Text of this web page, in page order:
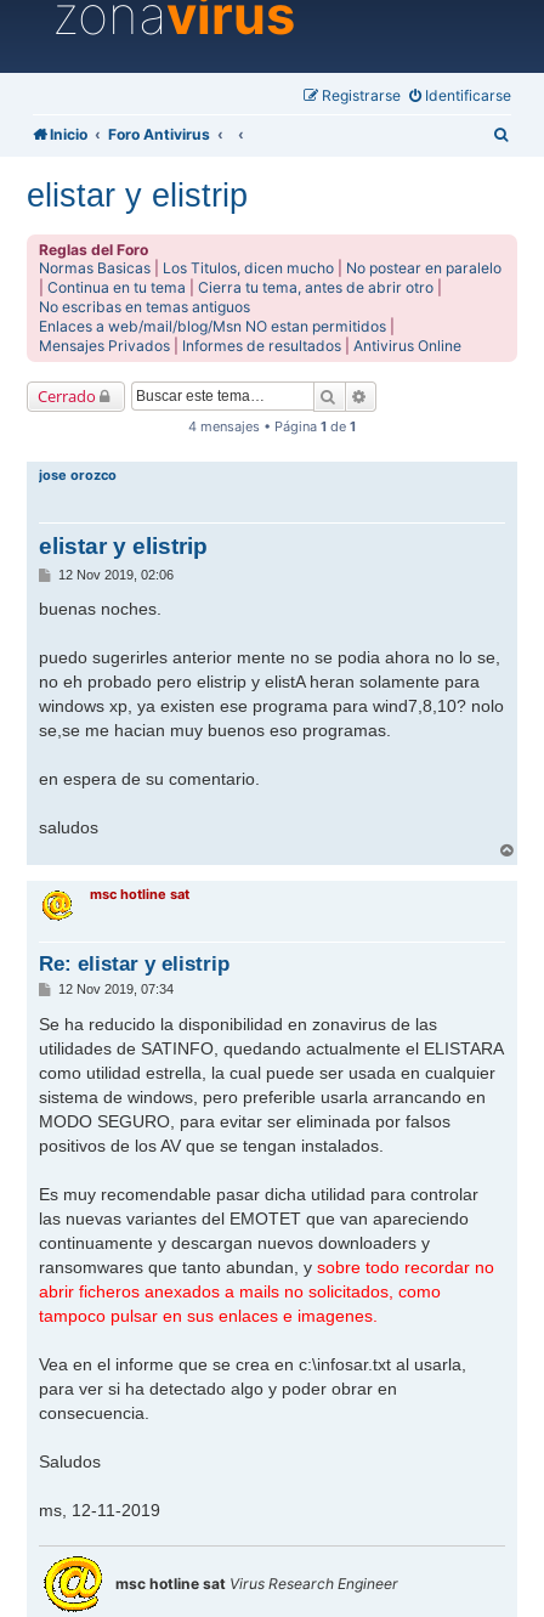
zonavirus
Identificarse
Registrarse
Inicio Foro Antivirus
elistar y elistrip
Reglas del Foro
Normas Basicas
Los Titulos, dicen mucho
No postear en paralelo
|Continua en tu tema |Cierra tu tema, antes de abrir otro
No escribas en temas antiguos
Enlaces a web/mail/blog/Msn NO estan permitidos
Mensajes Privados
Informes de resultados |Antivirus Online
Cerrado Buscar
4 mensajes • Página 1 de 1
jose orozco
elistar y elistrip
M
n
j
e
12 Nov 2019, 02:06
buenas noches.
puedo sugerirles anterior mente no se podia ahora no lo se,
no eh probado pero elistrip y elistA heran solamente para
windows xp, ya existen ese programa para wind7,8,10? nolo
se,se me hacian muy buenos eso programas.
en espera de su comentario.
saludos
r
msc hotline sat
Re: elistar y elistrip
M
n
s
a
e
12 Nov 2019, 07:34
Se ha reducido la disponibilidad en zonavirus de las
utilidades de SATINFO, quedando actualmente el ELISTARA
como utilidad estrella, la cual puede ser usada en cualquier
sistema de windows, pero preferible usarla arrancando en
MODO SEGURO, para evitar ser eliminada por falsos
positivos de los AV que se tengan instalados.
Es muy recomendable pasar dicha utilidad para controlar
las nuevas variantes del EMOTET que van apareciendo
continuamente y descargan nuevos downloaders y
ransomwares que tanto abundan, ysobre todo recordar no
abrir ficheros anexados a mails no solicitados, como
tampoco pulsar en sus enlaces e imagenes.
Vea en el informe que se crea en c:\infosar.txt al usarla,
para ver si ha detectado algo y poder obrar en
consecuencia.
Saludos
ms, 12-11-2019
msc hotline sat Virus Research Engineer